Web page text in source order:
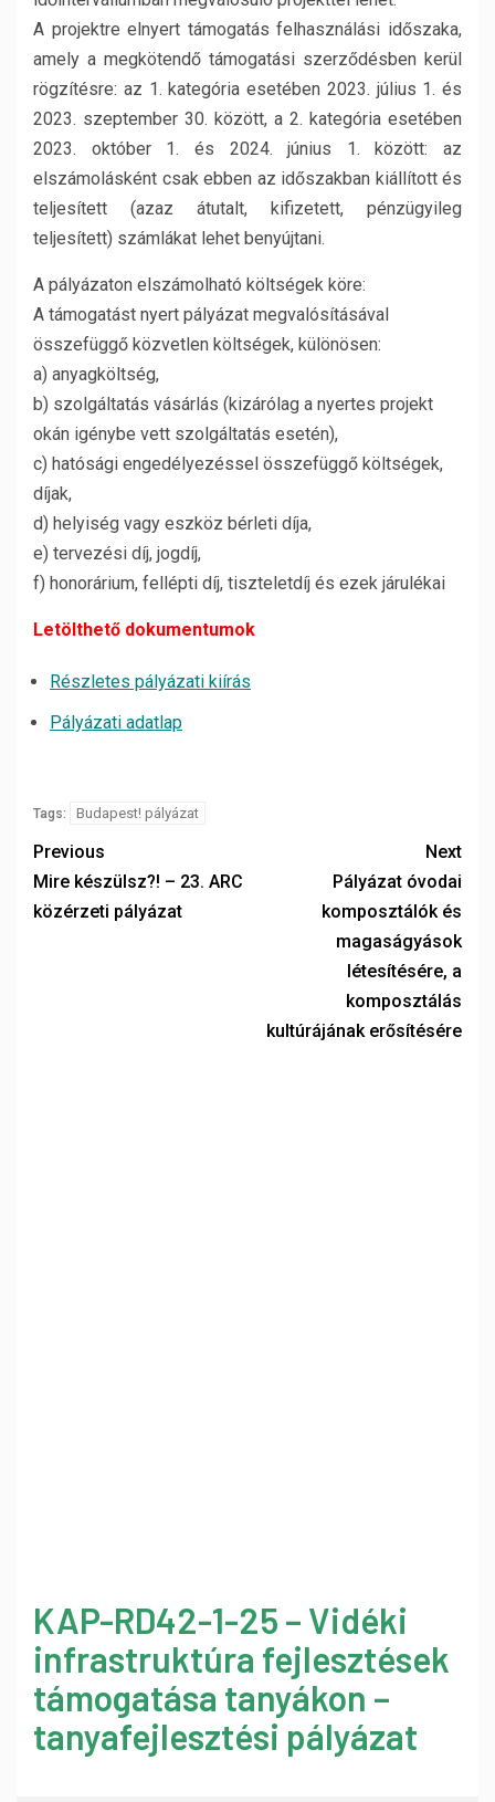
A projektre elnyert támogatás felhasználási időszaka,
amely a megkötendő támogatási szerződésben kerül
rögzítésre: az 1. kategória esetében 2023. július 1. és
2023. szeptember 30. között, a 2. kategória esetében
2023. október 1. és 2024. június 1. között: az
elszámolásként csak ebben az időszakban kiállított és
teljesített (azaz átutalt, kifizetett, pénzügyileg
teljesített) számlákat lehet benyújtani.
A pályázaton elszámolható költségek köre:
A támogatást nyert pályázat megvalósításával
összefüggő közvetlen költségek, különösen:
a) anyagköltség,
b) szolgáltatás vásárlás (kizárólag a nyertes projekt
okán igénybe vett szolgáltatás esetén),
c) hatósági engedélyezéssel összefüggő költségek,
díjak,
d) helyiség vagy eszköz bérleti díja,
e) tervezési díj, jogdíj,
f) honorárium, fellépti díj, tiszteletdíj és ezek járulékai
Letölthető dokumentumok
Részletes pályázati kiírás
Pályázati adatlap
Tags: Budapest! pályázat
Previous
Mire készülsz?! – 23. ARC
közérzeti pályázat
Next
Pályázat óvodai
komposztálók és
magaságyások
létesítésére, a
komposztálás
kultúrájának erősítésére
KAP-RD42-1-25 – Vidéki
infrastruktúra fejlesztések
támogatása tanyákon –
tanyafejlesztési pályázat